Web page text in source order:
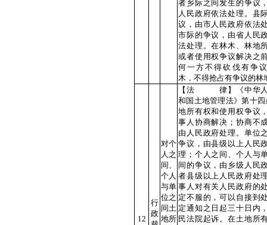
者乡际之间发生的争议
人民政府依法处理。县
议，由市人民政府依法
市际的争议，由省人民
法处理。在林木、林地
或者使用权争议解决之
何一方不得砍伐有争
木，不得抢占有争议的林
12
行
政
对个
人之
间、
个人
与单
位之
间土
地所
【法 律】《中华人
和国土地管理法》第十
地所有权和使用权争议
事人协商解决；协商不
由人民政府处理。单位
争议，由县级以上人民
理；个人之间、个人与
间的争议，由乡级人民
者县级以上人民政府处
事人对有关人民政府的
定不服的，可以自接到
定通知之日起三十日内
民法院起诉。在土地所